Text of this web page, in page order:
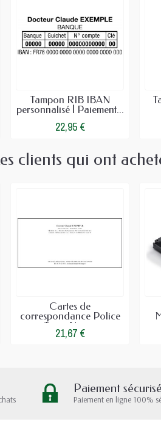
Tampon RIB IBAN
personnalisé | Paiement...
22,95 €
clients qui ont
Cartes de
correspondance Police
Times Noir...
21,67 €
Paiement sécurisé
Paiement en ligne 100%